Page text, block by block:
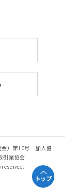
金）第10号 加入協
引業協会
トップ